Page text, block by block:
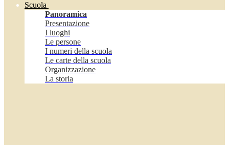
Scuola
Panoramica
Presentazione
I luoghi
Le persone
I numeri della scuola
Le carte della scuola
Organizzazione
La storia